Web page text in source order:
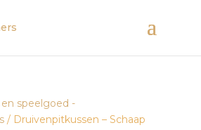
speelgoed -
/ Druivenpitkussen – Schaap